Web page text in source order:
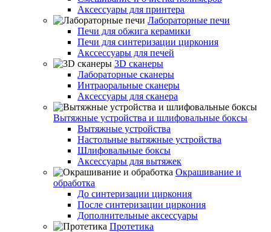
Аксессуары для принтера
Лабораторные печи
Печи для обжига керамики
Печи для синтеризации циркония
Акссессуары для печей
3D сканеры
Лабораторные сканеры
Интраоральные сканеры
Аксессуары для сканера
Вытяжные устройства и шлифовальные боксы
Вытяжные устройства
Настольные вытяжные устройства
Шлифовальные боксы
Аксессуары для вытяжек
Окрашивание и
обработка
До синтеризации циркония
После синтеризации циркония
Дополнительные аксессуары
Протетика